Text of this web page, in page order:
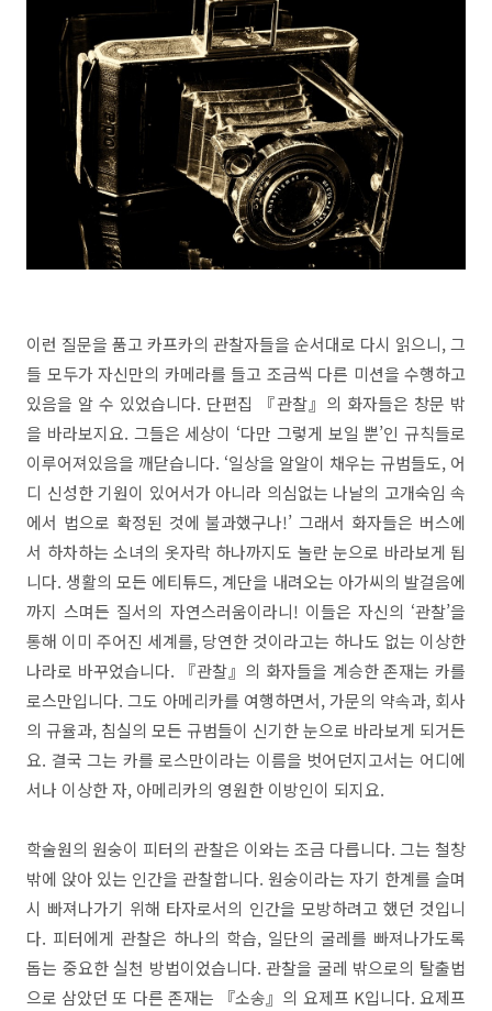
이런 질문을 품고 카프카의 관찰자들을 순서대로 다시 읽으니, 그
들 모두가 자신만의 카메라를 들고 조금씩 다른 미션을 수행하고
있음을 알 수 있었습니다. 단편집 『관찰』의 화자들은 창문 밖
을 바라보지요. 그들은 세상이 ‘다만 그렇게 보일 뿐’인 규칙들로
이루어져있음을 깨닫습니다. ‘일상을 알알이 채우는 규범들도, 어
디 신성한 기원이 있어서가 아니라 의심없는 나날의 고개숙임 속
에서 법으로 확정된 것에 불과했구나!’ 그래서 화자들은 버스에
서 하차하는 소녀의 옷자락 하나까지도 놀란 눈으로 바라보게 됩
니다. 생활의 모든 에티튜드, 계단을 내려오는 아가씨의 발걸음에
까지 스며든 질서의 자연스러움이라니! 이들은 자신의 ‘관찰’을
통해 이미 주어진 세계를, 당연한 것이라고는 하나도 없는 이상한
나라로 바꾸었습니다. 『관찰』의 화자들을 계승한 존재는 카를
로스만입니다. 그도 아메리카를 여행하면서, 가문의 약속과, 회사
의 규율과, 침실의 모든 규범들이 신기한 눈으로 바라보게 되거든
요. 결국 그는 카를 로스만이라는 이름을 벗어던지고서는 어디에
서나 이상한 자, 아메리카의 영원한 이방인이 되지요.
학술원의 원숭이 피터의 관찰은 이와는 조금 다릅니다. 그는 철창
밖에 앉아 있는 인간을 관찰합니다. 원숭이라는 자기 한계를 슬며
시 빠져나가기 위해 타자로서의 인간을 모방하려고 했던 것입니
다. 피터에게 관찰은 하나의 학습, 일단의 굴레를 빠져나가도록
돕는 중요한 실천 방법이었습니다. 관찰을 굴레 밖으로의 탈출법
으로 삼았던 또 다른 존재는 『소송』의 요제프 K입니다. 요제프